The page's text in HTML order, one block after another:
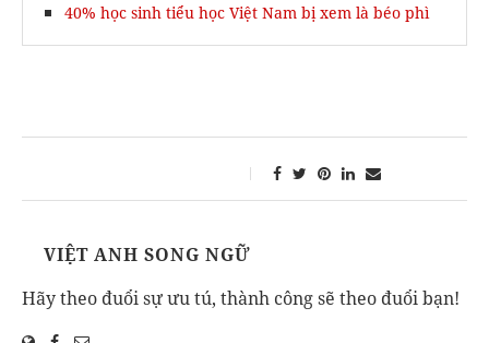
40% học sinh tiểu học Việt Nam bị xem là béo phì
VIỆT ANH SONG NGỮ
Hãy theo đuổi sự ưu tú, thành công sẽ theo đuổi bạn!